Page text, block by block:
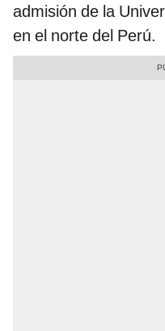
admisión de la
en el norte del Perú.